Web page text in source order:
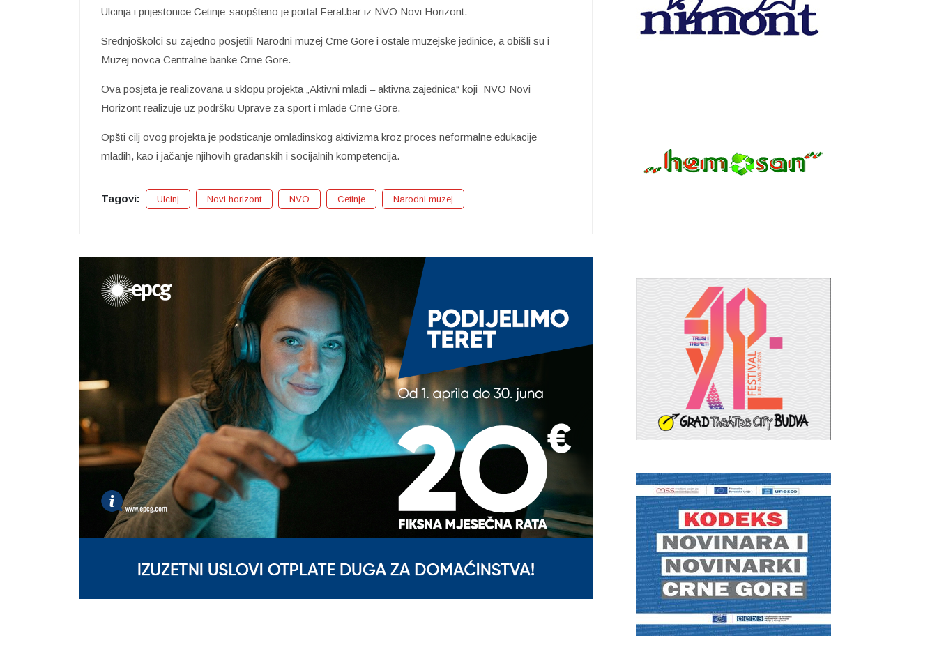
Ulcinja i prijestonice Cetinje-saopšteno je portal Feral.bar iz NVO Novi Horizont.
Srednjoškolci su zajedno posjetili Narodni muzej Crne Gore i ostale muzejske jedinice, a obišli su i
Muzej novca Centralne banke Crne Gore.
Ova posjeta je realizovana u sklopu projekta „Aktivni mladi – aktivna zajednica“ koji NVO Novi
Horizont realizuje uz podršku Uprave za sport i mlade Crne Gore.
Opšti cilj ovog projekta je podsticanje omladinskog aktivizma kroz proces neformalne edukacije
mladih, kao i jačanje njihovih građanskih i socijalnih kompetencija.
Tagovi: Ulcinj Novi horizont NVO Cetinje Narodni muzej